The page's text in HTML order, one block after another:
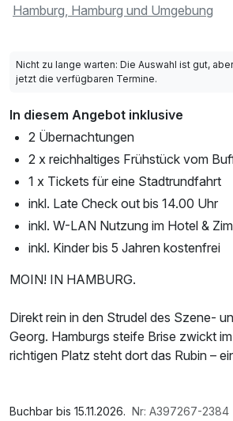
Hamburg, Hamburg und Umgebung
Nicht zu lange warten: Die Auswahl ist gut,
jetzt die verfügbaren Termine.
In diesem Angebot inklusive
2 Übernachtungen
2 x reichhaltiges Frühstück vom
1 x Tickets für eine Stadtrundfahrt
inkl. Late Check out bis 14.00 Uhr
inkl. W-LAN Nutzung im Hotel &
inkl. Kinder bis 5 Jahren kostenfrei
MOIN! IN HAMBURG.
Direkt rein in den Strudel des Szene-
Georg. Hamburgs steife Brise zwickt
richtigen Platz steht dort das Rubin –
spielen mit Sonne und Licht und jeder
Nutzung des Fitnessbereichs, W-LAN
Buchbar bis 15.11.2026. Nr: A397267-2384